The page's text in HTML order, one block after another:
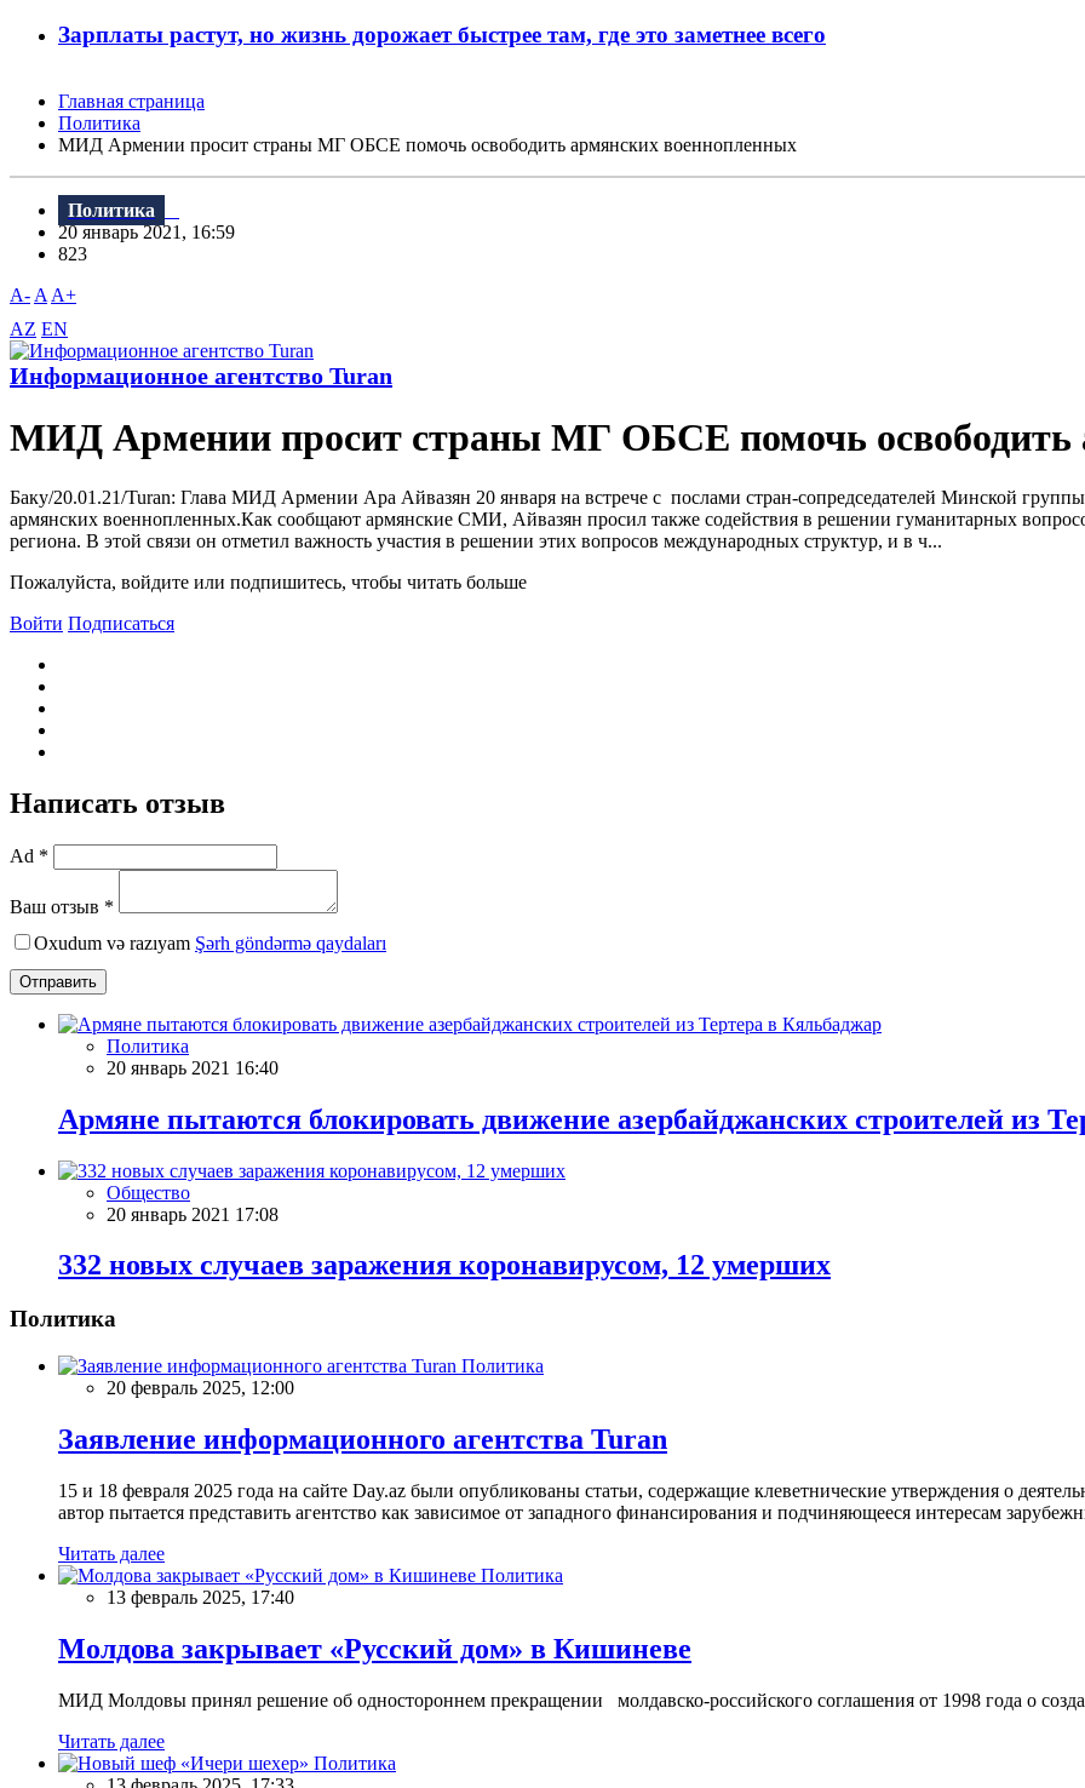
Зарплаты растут, но жизнь дорожает быстрее там, где это заметнее всего
Главная страница
Политика
МИД Армении просит страны МГ ОБСЕ помочь освободить армянских военнопленных
Политика
20 январь 2021, 16:59
823
A- A A+
AZ EN
Информационное агентство Turan
МИД Армении просит страны МГ ОБСЕ помочь освободить
Баку/20.01.21/Turan: Глава МИД Армении Ара Айвазян 20 января на встрече с послами стран-сопредседателей Минской
армянских военнопленных.Как сообщают армянские СМИ, Айвазян просил также содействия в решении гуманитарных
региона. В этой связи он отметил важность участия в решении этих вопросов международных структур, и в ч...
Пожалуйста, войдите или подпишитесь, чтобы читать больше
Войти Подписаться
Написать отзыв
Ad *
Ваш отзыв *
Oxudum və razıyam Şərh göndərmə qaydaları
Отправить
Политика
20 январь 2021 16:40
Армяне пытаются блокировать движение азербайджанских строителей из
Общество
20 январь 2021 17:08
332 новых случаев заражения коронавирусом, 12 умерших
Политика
Политика
20 февраль 2025, 12:00
Заявление информационного агентства Turan
15 и 18 февраля 2025 года на сайте Day.az были опубликованы статьи, содержащие клеветнические утверждения о
автор пытается представить агентство как зависимое от западного финансирования и подчиняющееся интересам
Читать далее
Политика
13 февраль 2025, 17:40
Молдова закрывает «Русский дом» в Кишиневе
МИД Молдовы принял решение об одностороннем прекращении молдавско-российского соглашения от 1998 года о
Читать далее
Политика